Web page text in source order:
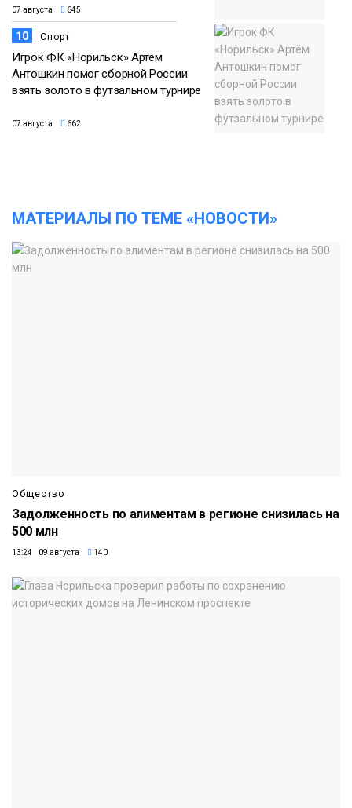
07 августа 645
10 Спорт
Игрок ФК «Норильск» Артём
Антошкин помог сборной России
взять золото в футзальном турнире
07 августа 662
МАТЕРИАЛЫ ПО ТЕМЕ «НОВОСТИ»
Общество
Задолженность по алиментам в регионе снизилась на
500 млн
13:24 09 августа 140